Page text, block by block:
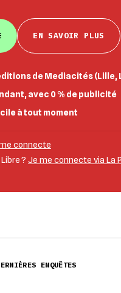
EN SAVOIR PLUS
de Mediacités (Lille,
avec 0 % de publicité
à tout moment
connecte
? Je me connecte via La
ENQUÊTES